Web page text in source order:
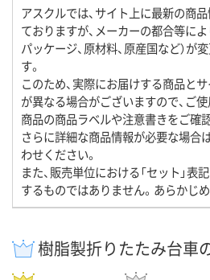
アスクルでは、サイト上に最新の商
ておりますが、メーカーの都合等によ
パッケージ、原材料、原産国など）が
す。
このため、実際にお届けする商品と
が異なる場合がございますので、ご
商品の商品ラベルや注意書きをご確
さらに詳細な商品情報が必要な場合
わせください。
また、販売単位における「セット」表
するものではありません。あらかじ
樹脂製折りたたみ台車